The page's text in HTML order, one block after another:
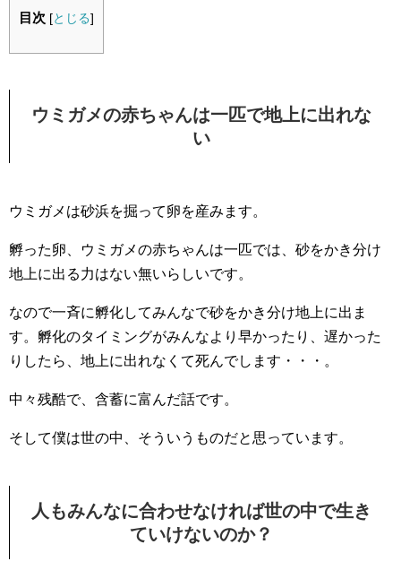
目次 [とじる]
ウミガメの赤ちゃんは一匹で地上に出れな
い
ウミガメは砂浜を掘って卵を産みます。
孵った卵、ウミガメの赤ちゃんは一匹では、砂をかき分け
地上に出る力はない無いらしいです。
なので一斉に孵化してみんなで砂をかき分け地上に出ま
す。孵化のタイミングがみんなより早かったり、遅かった
りしたら、地上に出れなくて死んでします・・・。
中々残酷で、含蓄に富んだ話です。
そして僕は世の中、そういうものだと思っています。
人もみんなに合わせなければ世の中で生き
ていけないのか？